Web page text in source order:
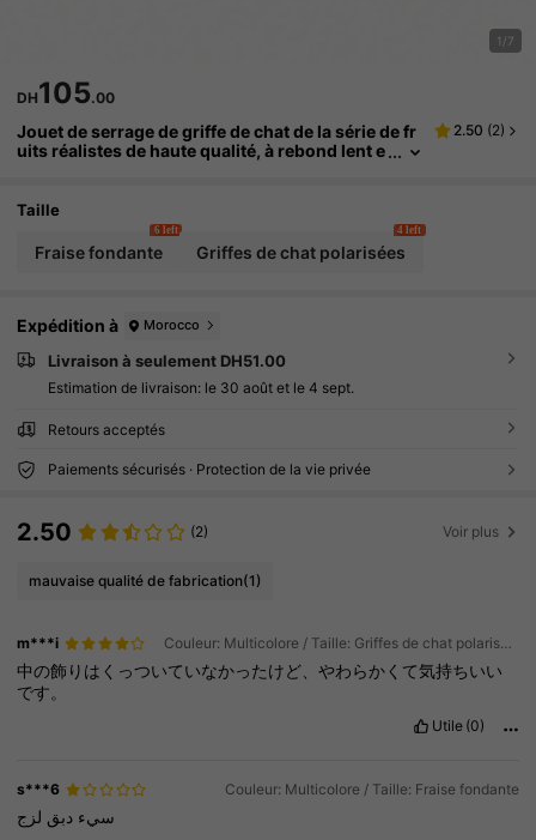
1/7
DH105.00
Jouet de serrage de griffe de chat de la série de fr
uits réalistes de haute qualité, à rebond lent e
nces/Halloween/Noël pour enfants/adultes. Jouet
amusant pour les garçons et les filles
2.50 (2)
Taille
Fraise fondante
6 left
Griffes de chat polarisées
4 left
Expédition à Morocco
Livraison à seulement DH51.00
Estimation de livraison: le 30 août et le 4 sept.
Retours acceptés
Paiements sécurisés · Protection de la vie privée
2.50 (2) Voir plus
mauvaise qualité de fabrication(1)
m***i Couleur: Multicolore / Taille: Griffes de chat polarisées
中の飾りはくっついていなかったけど、やわらかくて気持ちいい
です。
Utile (0)
s***6 Couleur: Multicolore / Taille: Fraise fondante
سيء دبق لزج